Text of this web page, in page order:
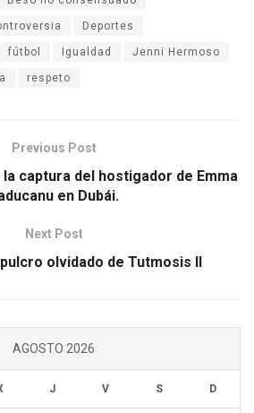
Deportes
fútbol Igualdad Jenni Hermoso
respeto
Previous Post
captura del hostigador de Emma
en Dubái.
Next Post
olvidado de Tutmosis II
AGOSTO 2026
J V S D